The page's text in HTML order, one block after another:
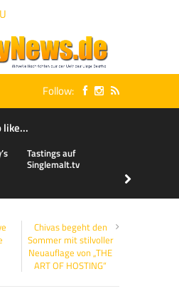
Follow:
like...
Tastings auf
Singlemalt.tv
Chivas begeht den
Sommer mit stilvoller
Neuauflage von „THE
ART OF HOSTING“